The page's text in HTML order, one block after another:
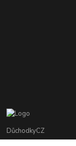
DůchodkyCZ